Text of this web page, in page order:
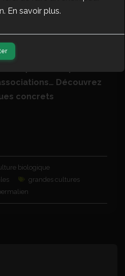
Découvrez
concrets
biologique
grandes cultures
En savoir plus.